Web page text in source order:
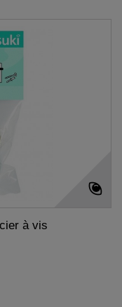
à vis